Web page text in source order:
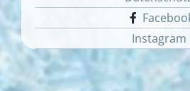
Instagram